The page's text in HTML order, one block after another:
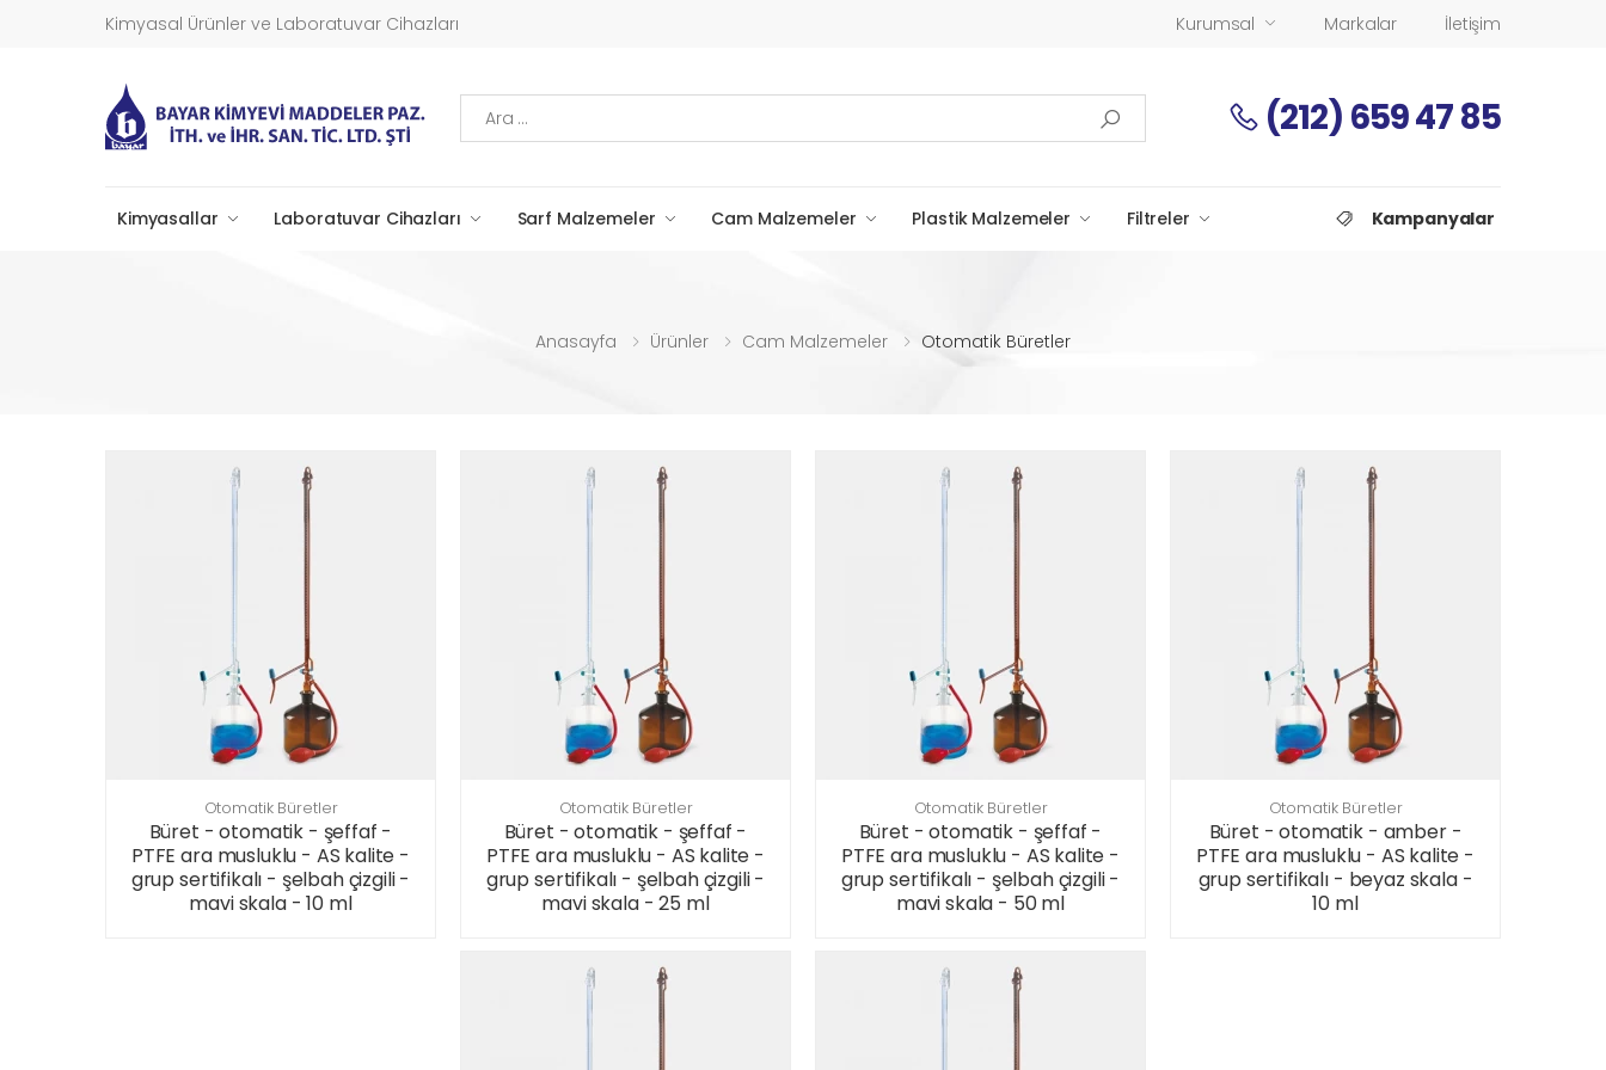
Kimyasal Ürünler ve Laboratuvar Cihazları Kurumsal Markalar İletişim
Ara (212) 659 47 85
Kimyasallar Laboratuvar Cihazları Sarf Malzemeler Cam Malzemeler Plastik Malzemeler Filtreler Kampanyalar
Anasayfa Ürünler Cam Malzemeler Otomatik Büretler
Otomatik Büretler
Büret - otomatik - şeffaf -
PTFE ara musluklu - AS kalite -
grup sertifikalı - şelbah çizgili -
mavi skala - 10 ml
Otomatik Büretler
Büret - otomatik - şeffaf -
PTFE ara musluklu - AS kalite -
grup sertifikalı - şelbah çizgili -
mavi skala - 25 ml
Otomatik Büretler
Büret - otomatik - şeffaf -
PTFE ara musluklu - AS kalite -
grup sertifikalı - şelbah çizgili -
mavi skala - 50 ml
Otomatik Büretler
Büret - otomatik - amber -
PTFE ara musluklu - AS kalite -
grup sertifikalı - beyaz skala -
10 ml